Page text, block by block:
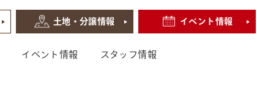
土地・分譲情報 イベント情報
イベント情報 スタッフ情報